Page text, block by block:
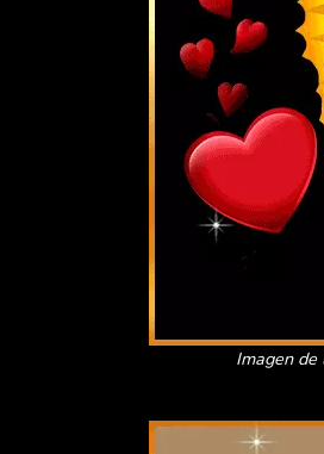
Imagen de